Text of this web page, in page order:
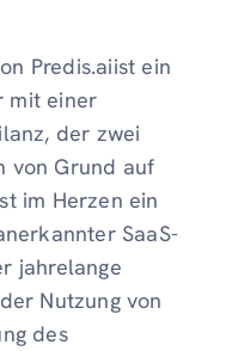
Predis.aiist ein
mit einer
der zwei
von Grund auf
im Herzen ein
SaaS-
jahrelange
Nutzung von
des